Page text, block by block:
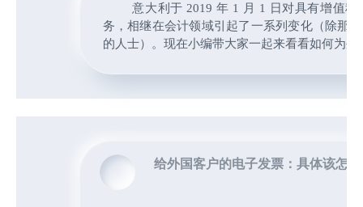
意大利于 2019 年 1 月 1 日对具有增值税
务，相继在会计领域引起了一系列变化（除那
的人士）。现在小编带大家一起来看看如何为
给外国客户的电子发票：具体该怎